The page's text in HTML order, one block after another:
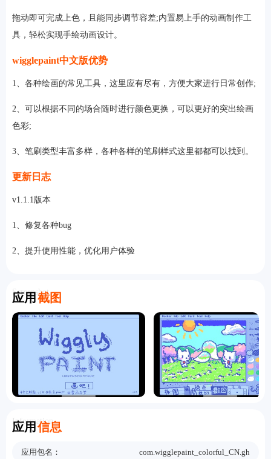
拖动即可完成上色，且能同步调节容差;内置易上手的动画制作工
具，轻松实现手绘动画设计。
wigglepaint中文版优势
1、各种绘画的常见工具，这里应有尽有，方便大家进行日常创作;
2、可以根据不同的场合随时进行颜色更换，可以更好的突出绘画
色彩;
3、笔刷类型丰富多样，各种各样的笔刷样式这里都都可以找到。
更新日志
v1.1.1版本
1、修复各种bug
2、提升使用性能，优化用户体验
应用 截图
Screenshot
应用 信息
Information
应用包名： com.wigglepaint_colorful_CN.gh